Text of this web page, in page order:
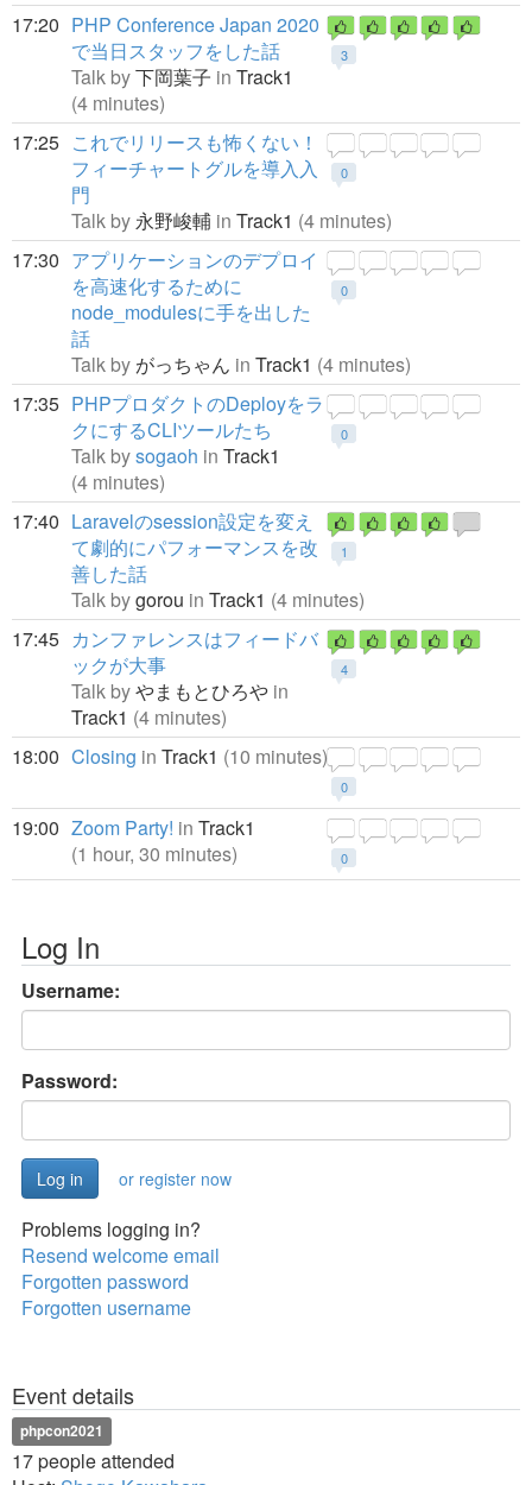
17:20
3
PHP Conference Japan 2020
で当日スタッフをした話
Talk by下岡葉子 in Track1
(4 minutes)
17:25
0
これでリリースも怖くない！
フィーチャートグルを導入入
門
Talk by 永野峻輔 in Track1 (4 minutes)
17:30
0
アプリケーションのデプロイ
を高速化するために
node_modulesに手を出した
話
Talk by がっちゃん in Track1 (4 minutes)
17:35
0
PHPプロダクトのDeployをラ
クにするCLIツールたち
Talk bysogaoh in Track1
(4 minutes)
17:40
1
Laravelのsession設定を変え
て劇的にパフォーマンスを改
善した話
Talk bygorou in Track1 (4 minutes)
17:45
4
カンファレンスはフィードバ
ックが大事
Talk byやまもとひろや in
Track1 (4 minutes)
18:00
0
Closing in Track1 (10 minutes)
19:00
0
Zoom Party! in Track1
(1 hour, 30 minutes)
Log In
Username:
Password:
or register now
Problems logging in?
Resend welcome email
Forgotten password
Forgotten username
Event details
phpcon2021
17 people attended